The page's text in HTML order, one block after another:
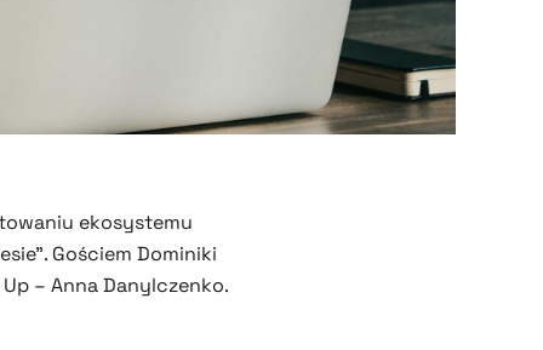
ekosystemu
Gościem Dominiki
– Anna Danylczenko.